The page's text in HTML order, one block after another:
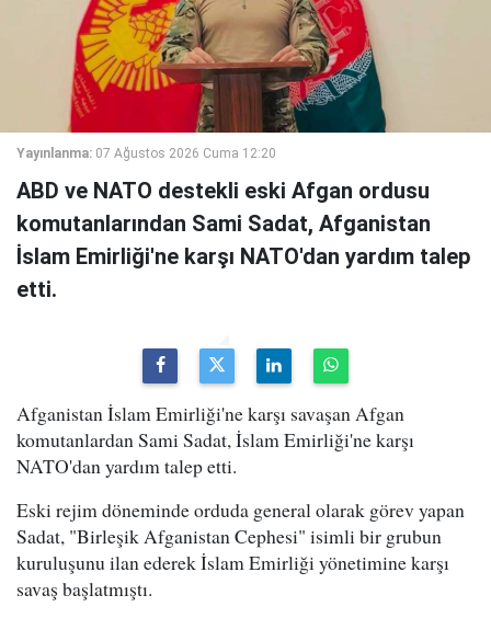
Yayınlanma: 07 Ağustos 2026 Cuma 12:20
ABD ve NATO destekli eski Afgan ordusu
komutanlarından Sami Sadat, Afganistan
İslam Emirliği'ne karşı NATO'dan yardım talep
etti.
Afganistan İslam Emirliği'ne karşı savaşan Afgan
komutanlardan Sami Sadat, İslam Emirliği'ne karşı
NATO'dan yardım talep etti.
Eski rejim döneminde orduda general olarak görev yapan
Sadat, "Birleşik Afganistan Cephesi" isimli bir grubun
kuruluşunu ilan ederek İslam Emirliği yönetimine karşı
savaş başlatmıştı.